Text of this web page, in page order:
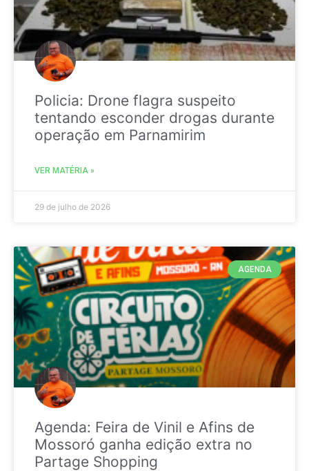
Policia: Drone flagra suspeito
tentando esconder drogas durante
operação em Parnamirim
VER MATÉRIA »
29 de julho de 2026
AGENDA
Agenda: Feira de Vinil e Afins de
Mossoró ganha edição extra no
Partage Shopping